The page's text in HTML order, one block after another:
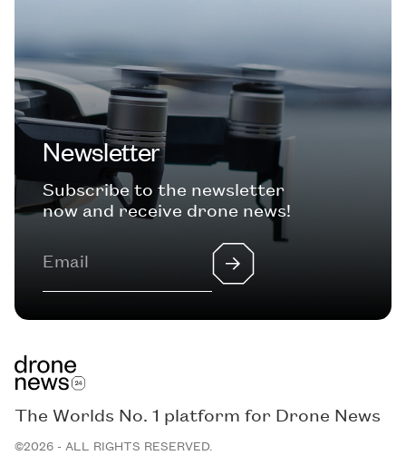
Newsletter
Subscribe to the newsletter
now and receive drone news!
The Worlds No. 1 platform for Drone News
©2026 - ALL RIGHTS RESERVED.